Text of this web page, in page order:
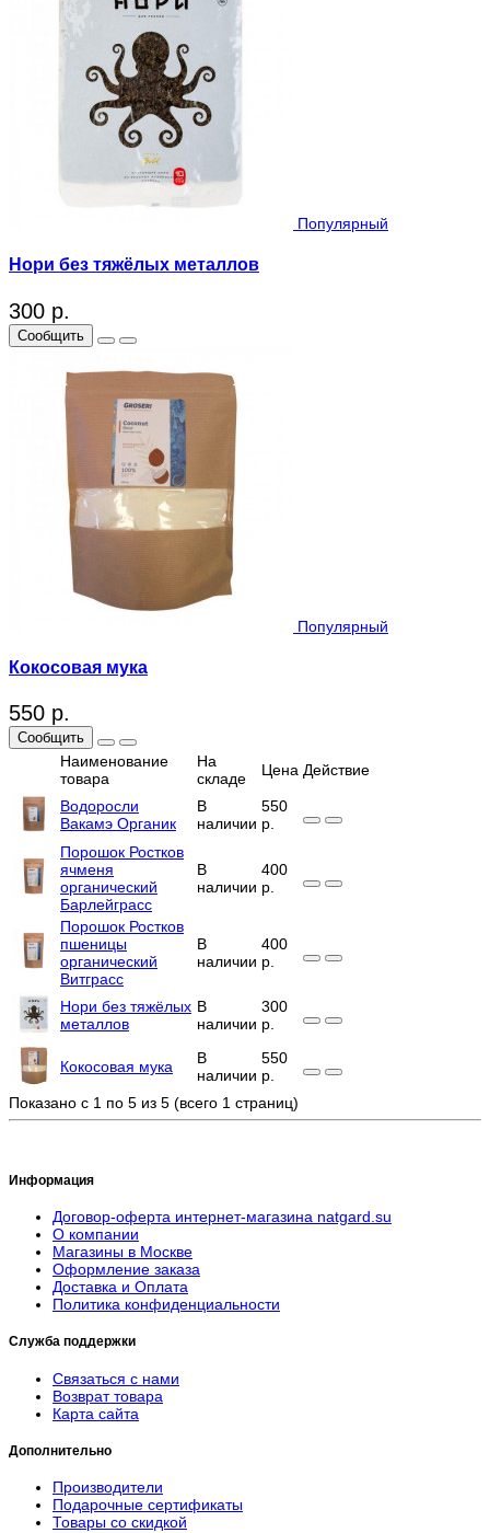
Популярный
Нори без тяжёлых металлов
300 р.
Сообщить
Популярный
Кокосовая мука
550 р.
Сообщить
Наименование
товара
На
складе
Цена Действие
Водоросли
Вакамэ Органик
В
наличии
550
р.
Порошок Ростков
ячменя
органический
Барлейграсс
В
наличии
400
р.
Порошок Ростков
пшеницы
органический
Витграсс
В
наличии
400
р.
Нори без тяжёлых
металлов
В
наличии
300
р.
Кокосовая мука
В
наличии
550
р.
Показано с 1 по 5 из 5 (всего 1 страниц)
Информация
Договор-оферта интернет-магазина natgard.su
О компании
Магазины в Москве
Оформление заказа
Доставка и Оплата
Политика конфиденциальности
Служба поддержки
Связаться с нами
Возврат товара
Карта сайта
Дополнительно
Производители
Подарочные сертификаты
Товары со скидкой